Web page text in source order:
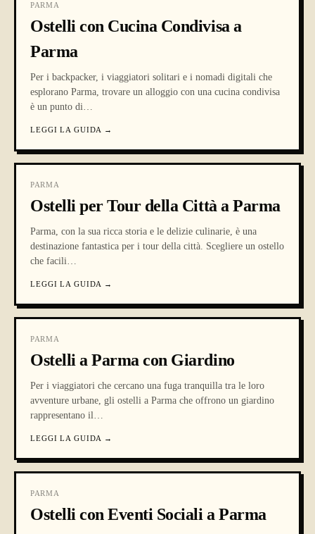
PARMA
Ostelli con Cucina Condivisa a
Parma
Per i backpacker, i viaggiatori solitari e i nomadi digitali che
esplorano Parma, trovare un alloggio con una cucina condivisa
è un punto di…
LEGGI LA GUIDA →
PARMA
Ostelli per Tour della Città a Parma
Parma, con la sua ricca storia e le delizie culinarie, è una
destinazione fantastica per i tour della città. Scegliere un ostello
che facili…
LEGGI LA GUIDA →
PARMA
Ostelli a Parma con Giardino
Per i viaggiatori che cercano una fuga tranquilla tra le loro
avventure urbane, gli ostelli a Parma che offrono un giardino
rappresentano il…
LEGGI LA GUIDA →
PARMA
Ostelli con Eventi Sociali a Parma